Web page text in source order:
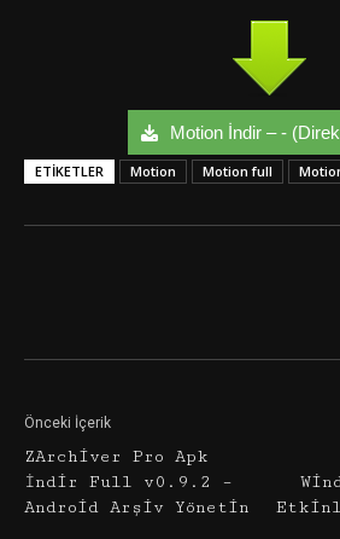
Motion İndir – -
ETIKETLER Motion Motion full
Önceki İçerik
ZArchiver Pro Apk
İndir Full v0.9.2 –
Android Arşiv Yönetin